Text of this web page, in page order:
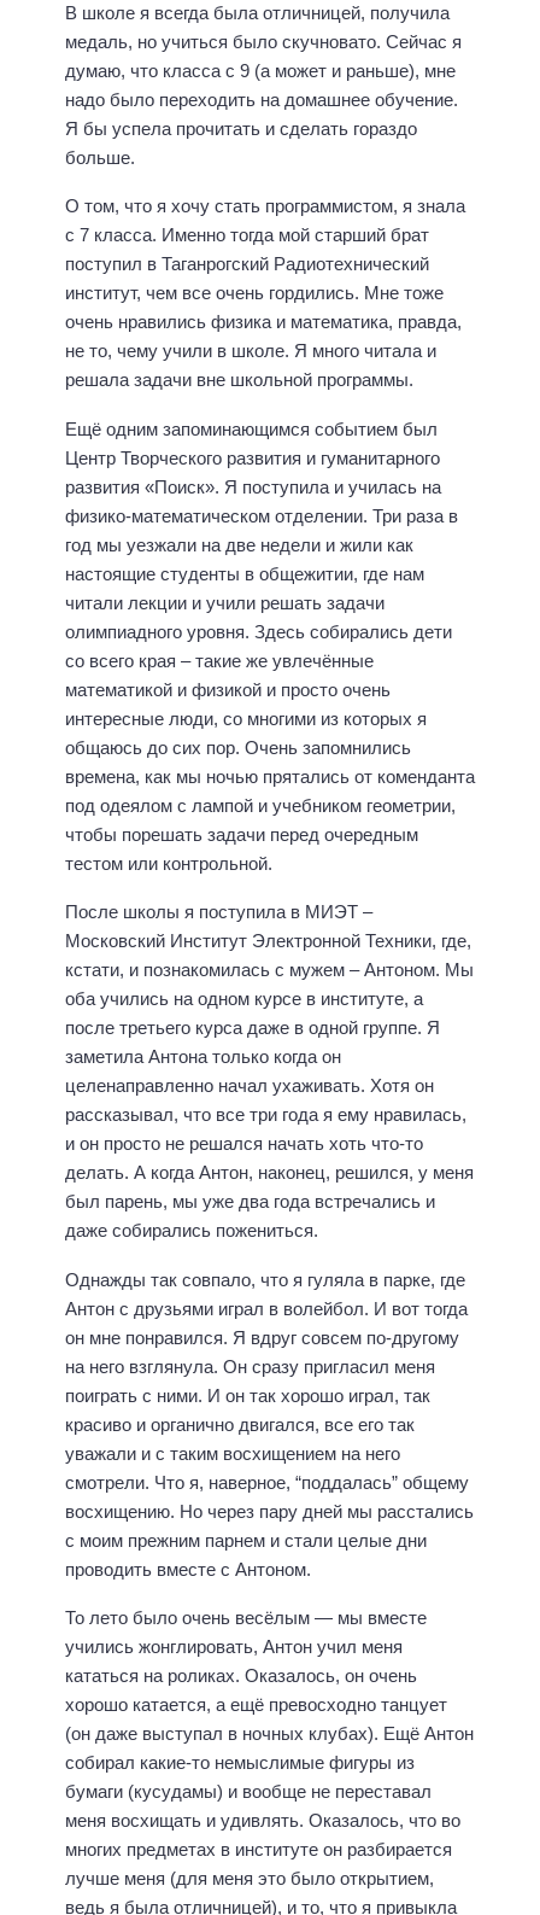
В школе я всегда была отличницей, получила
медаль, но учиться было скучновато. Сейчас я
думаю, что класса с 9 (а может и раньше), мне
надо было переходить на домашнее обучение.
Я бы успела прочитать и сделать гораздо
больше.
О том, что я хочу стать программистом, я знала
с 7 класса. Именно тогда мой старший брат
поступил в Таганрогский Радиотехнический
институт, чем все очень гордились. Мне тоже
очень нравились физика и математика, правда,
не то, чему учили в школе. Я много читала и
решала задачи вне школьной программы.
Ещё одним запоминающимся событием был
Центр Творческого развития и гуманитарного
развития «Поиск». Я поступила и училась на
физико-математическом отделении. Три раза в
год мы уезжали на две недели и жили как
настоящие студенты в общежитии, где нам
читали лекции и учили решать задачи
олимпиадного уровня. Здесь собирались дети
со всего края – такие же увлечённые
математикой и физикой и просто очень
интересные люди, со многими из которых я
общаюсь до сих пор. Очень запомнились
времена, как мы ночью прятались от коменданта
под одеялом с лампой и учебником геометрии,
чтобы порешать задачи перед очередным
тестом или контрольной.
После школы я поступила в МИЭТ –
Московский Институт Электронной Техники, где,
кстати, и познакомилась с мужем – Антоном. Мы
оба учились на одном курсе в институте, а
после третьего курса даже в одной группе. Я
заметила Антона только когда он
целенаправленно начал ухаживать. Хотя он
рассказывал, что все три года я ему нравилась,
и он просто не решался начать хоть что-то
делать. А когда Антон, наконец, решился, у меня
был парень, мы уже два года встречались и
даже собирались пожениться.
Однажды так совпало, что я гуляла в парке, где
Антон с друзьями играл в волейбол. И вот тогда
он мне понравился. Я вдруг совсем по-другому
на него взглянула. Он сразу пригласил меня
поиграть с ними. И он так хорошо играл, так
красиво и органично двигался, все его так
уважали и с таким восхищением на него
смотрели. Что я, наверное, “поддалась” общему
восхищению. Но через пару дней мы расстались
с моим прежним парнем и стали целые дни
проводить вместе с Антоном.
То лето было очень весёлым — мы вместе
учились жонглировать, Антон учил меня
кататься на роликах. Оказалось, он очень
хорошо катается, а ещё превосходно танцует
(он даже выступал в ночных клубах). Ещё Антон
собирал какие-то немыслимые фигуры из
бумаги (кусудамы) и вообще не переставал
меня восхищать и удивлять. Оказалось, что во
многих предметах в институте он разбирается
лучше меня (для меня это было открытием,
ведь я была отличницей), и то, что я привыкла